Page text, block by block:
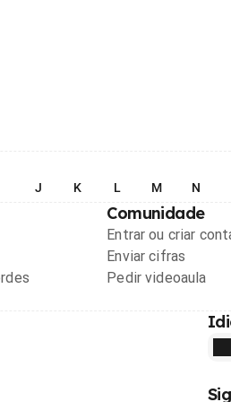
J K L M N
Comunidade
Entrar ou criar
Enviar cifras
Pedir videoaula